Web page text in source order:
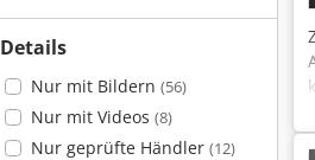
Details
Nur mit Bildern (56)
Nur mit Videos (8)
Nur geprüfte Händler (12)